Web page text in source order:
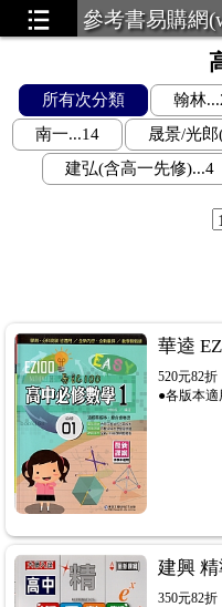
參考書易購網
所有次分類 翰林
南一...14
晟景/光
建弘(含高一先修)...4
華逵
520元82折
●各版本適
建興
350元82折